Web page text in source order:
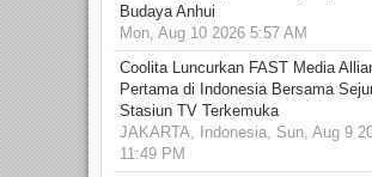
Budaya Anhui
Mon, Aug 10 2026 5:57 AM
Coolita Luncurkan FAST Media
Pertama di Indonesia Bersama
Stasiun TV Terkemuka
JAKARTA, Indonesia, Sun, Aug 9
11:49 PM